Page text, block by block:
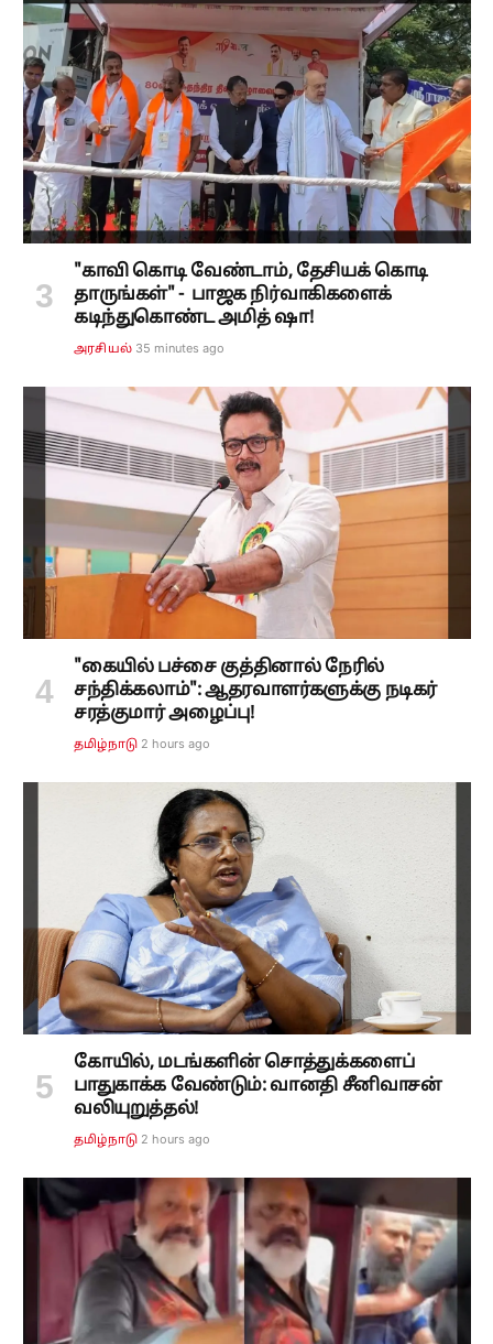
"காவி கொடி வேண்டாம், தேசியக் கொடி
தாருங்கள்" - பாஜக நிர்வாகிகளைக்
கடிந்துகொண்ட அமித் ஷா!
அரசியல் 35 minutes ago
"கையில் பச்சை குத்தினால் நேரில்
சந்திக்கலாம்": ஆதரவாளர்களுக்கு நடிகர்
சரத்குமார் அழைப்பு!
தமிழ்நாடு 2 hours ago
கோயில், மடங்களின் சொத்துக்களைப்
பாதுகாக்க வேண்டும்: வானதி சீனிவாசன்
வலியுறுத்தல்!
தமிழ்நாடு 2 hours ago